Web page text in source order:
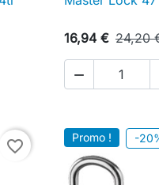
au panier

16,94 € 24,20

favorite_border Promo ! -